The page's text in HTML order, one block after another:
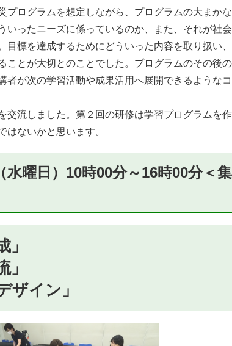
ログラムを想定しながら、プログラムの大まか
いったニーズに係っているのか、また、それが社
目標を達成するためにどういった内容を取り扱い
とが大切とのことでした。プログラムのその後
が次の学習活動や成果活用へ展開できるような
流しました。第２回の研修は学習プログラムを
ないかと思います。
水曜日）10時00分～16時00分＜
ザイン」